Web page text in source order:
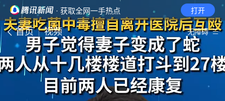
· 获取全网一手热点 打开
首页 视频 无障碍